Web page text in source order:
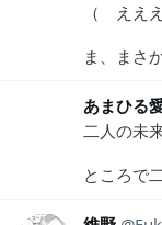
（ ええ
ま、まさ
二人の未
ところで